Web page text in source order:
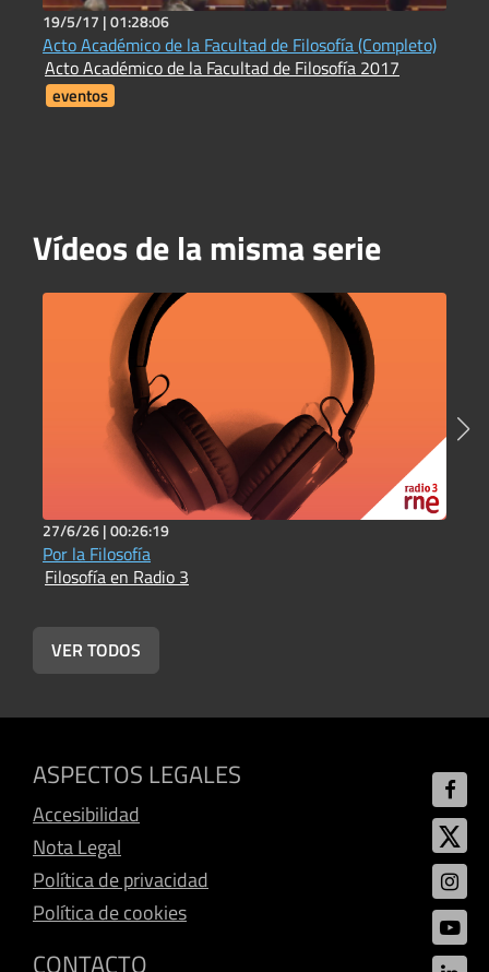
19/5/17 |01:28:06
Acto Académico de la Facultad de Filosofía (Completo)
Acto Académico de la Facultad de Filosofía 2017
eventos
Vídeos de la misma serie
27/6/26 |00:26:19
Por la Filosofía
Filosofía en Radio 3
VER TODOS
ASPECTOS LEGALES
Accesibilidad
Nota Legal
Política de privacidad
Política de cookies
CONTACTO